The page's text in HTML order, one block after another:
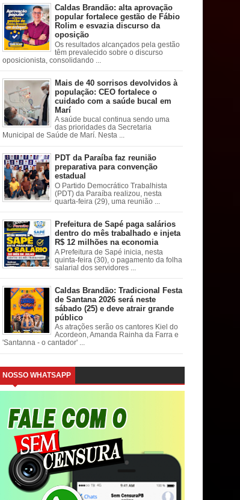
Caldas Brandão: alta aprovação
popular fortalece gestão de Fábio
Rolim e esvazia discurso da
oposição
Os resultados alcançados pela gestão
têm prevalecido sobre o discurso
oposicionista, consolidando ...
Mais de 40 sorrisos devolvidos à
população: CEO fortalece o
cuidado com a saúde bucal em
Marí
A saúde bucal continua sendo uma
das prioridades da Secretaria
Municipal de Saúde de Marí. Nesta ...
PDT da Paraíba faz reunião
preparativa para convenção
estadual
O Partido Democrático Trabalhista
(PDT) da Paraíba realizou, nesta
quarta-feira (29), uma reunião ...
Prefeitura de Sapé paga salários
dentro do mês trabalhado e injeta
R$ 12 milhões na economia
A Prefeitura de Sapé inicia, nesta
quinta-feira (30), o pagamento da folha
salarial dos servidores ...
Caldas Brandão: Tradicional Festa
de Santana 2026 será neste
sábado (25) e deve atrair grande
público
As atrações serão os cantores Kiel do
Acordeon, Amanda Rainha da Farra e
'Santanna - o cantador' ...
NOSSO WHATSAPP